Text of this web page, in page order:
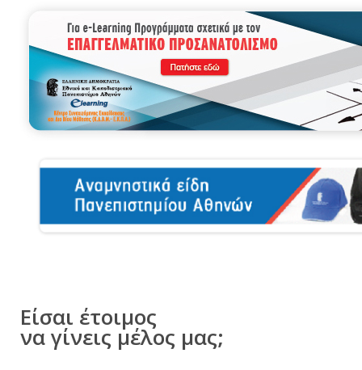
Είσαι έτοιμος
να γίνεις μέλος μας;